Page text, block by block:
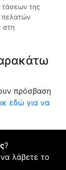
της
πελατών
στη
πρόσβαση
εδώ για να
?
λάβετε το